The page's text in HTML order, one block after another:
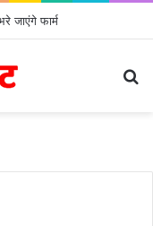
जाएंगे फार्म